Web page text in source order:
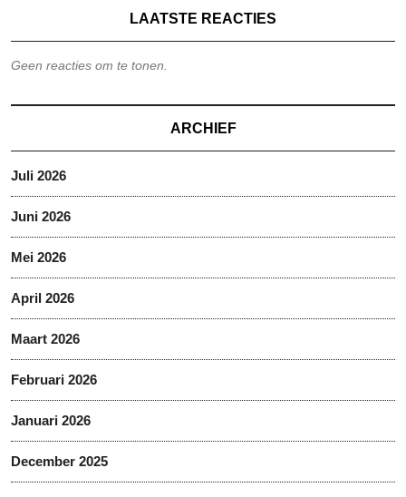
LAATSTE REACTIES
Geen reacties om te tonen.
ARCHIEF
Juli 2026
Juni 2026
Mei 2026
April 2026
Maart 2026
Februari 2026
Januari 2026
December 2025